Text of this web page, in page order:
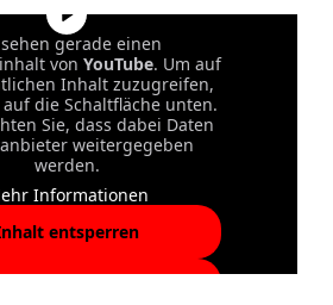
gerade einen
von YouTube. Um auf
Inhalt zuzugreifen,
auf die Schaltfläche unten.
Sie, dass dabei Daten
weitergegeben
werden.
Informationen
entsperren